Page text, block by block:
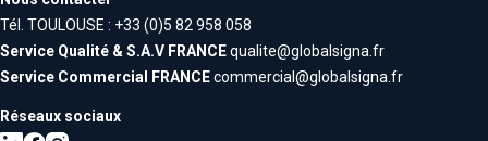
Tél. TOULOUSE : +33 (0)5 82 958 058
Service Qualité & S.A.V FRANCEqualite@globalsigna.fr
Service Commercial FRANCEcommercial@globalsigna.fr
Réseaux sociaux